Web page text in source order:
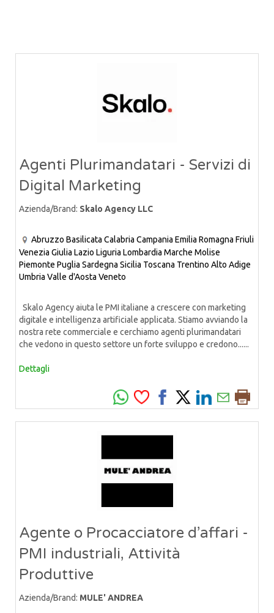
Agenti Plurimandatari - Servizi di
Digital Marketing
Azienda/Brand: Skalo Agency LLC
Abruzzo Basilicata Calabria Campania Emilia Romagna Friuli
Venezia Giulia Lazio Liguria Lombardia Marche Molise
Piemonte Puglia Sardegna Sicilia Toscana Trentino Alto Adige
Umbria Valle d'Aosta Veneto
Skalo Agency aiuta le PMI italiane a crescere con marketing
digitale e intelligenza artificiale applicata. Stiamo avviando la
nostra rete commerciale e cerchiamo agenti plurimandatari
che vedono in questo settore un forte sviluppo e credono......
Dettagli
Agente o Procacciatore d’affari -
PMI industriali, Attività
Produttive
Azienda/Brand: MULE' ANDREA